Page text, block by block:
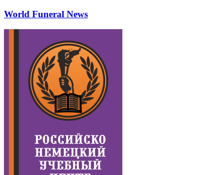
World Funeral News